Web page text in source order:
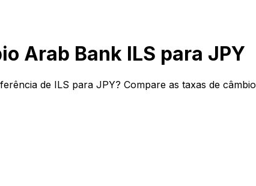
Arab Bank ILS para JPY
de ILS para JPY? Compare as taxas de